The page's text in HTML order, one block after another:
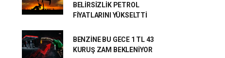
BELİRSİZLİK PETROL
FİYATLARINI YÜKSELTTİ
BENZİNE BU GECE 1 TL 43
KURUŞ ZAM BEKLENİYOR